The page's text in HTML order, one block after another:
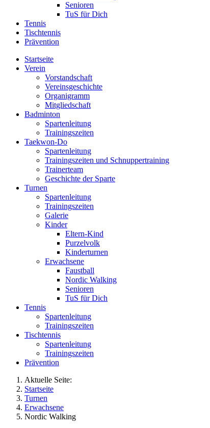
Senioren
TuS für Dich
Tennis
Tischtennis
Prävention
Startseite
Verein
Vorstandschaft
Vereinsgeschichte
Organigramm
Mitgliedschaft
Badminton
Spartenleitung
Trainingszeiten
Taekwon-Do
Spartenleitung
Trainingszeiten und Schnuppertraining
Trainerteam
Geschichte der Sparte
Turnen
Spartenleitung
Trainingszeiten
Galerie
Kinder
Eltern-Kind
Purzelvolk
Kinderturnen
Erwachsene
Faustball
Nordic Walking
Senioren
TuS für Dich
Tennis
Spartenleitung
Trainingszeiten
Tischtennis
Spartenleitung
Trainingszeiten
Prävention
Aktuelle Seite:
Startseite
Turnen
Erwachsene
Nordic Walking